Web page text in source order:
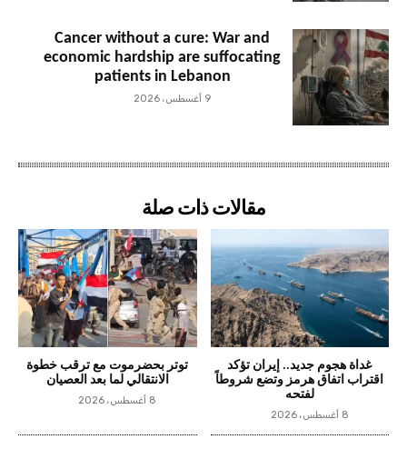
Cancer without a cure: War and
economic hardship are suffocating
patients in Lebanon
9 أغسطس، 2026
مقالات ذات صلة
غداة هجوم جديد.. إيران تؤكد
اقتراب اتفاق هرمز وتضع شروطاً
لفتحه
8 أغسطس، 2026
توتر بحضرموت مع ترقب خطوة
الانتقالي لما بعد العصيان
8 أغسطس، 2026